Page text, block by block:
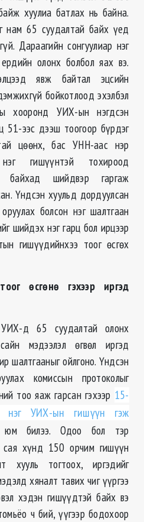
хуулиа батлах нь байна.
нам 65 суудалтай байх үед
Дараагийн сонгуулиар нэг
олонх болбол яах вэ.
явж байтал эцсийн
бойкотлоод эхэлбэл
хооронд УИХ-ын нэгдсэн
51-ээс дээш тоогоор бүрдэг
цөөнх, бас УНН-аас нэр
гишүүнтэй тохироод
байхад шийдвэр гаргаж
Үндсэн хуульд дордуулсан
болсон нэг шалтгаан
шийдэх нэг гарц бол ирцээр
гишүүдийнхээ тоог өсгөх
өсгөнө гэхээр иргэд
д 65 суудалтай олонх
мэдээлэл өгвөл иргэд
шалтгааныг ойлгоно. Үндсэн
комиссын протоколыг
тоо яаж гарсан гэхээр 15-
нэг УИХ-ын гишүүн гэж
юм билээ. Одоо бол тэр
сая хүнд 150 орчим гишүүн
хууль тогтоох, иргэдийг
хяналт тавих чиг үүргээ
хэдэн гишүүдтэй байх вэ
ч бий, үүгээр бодохоор